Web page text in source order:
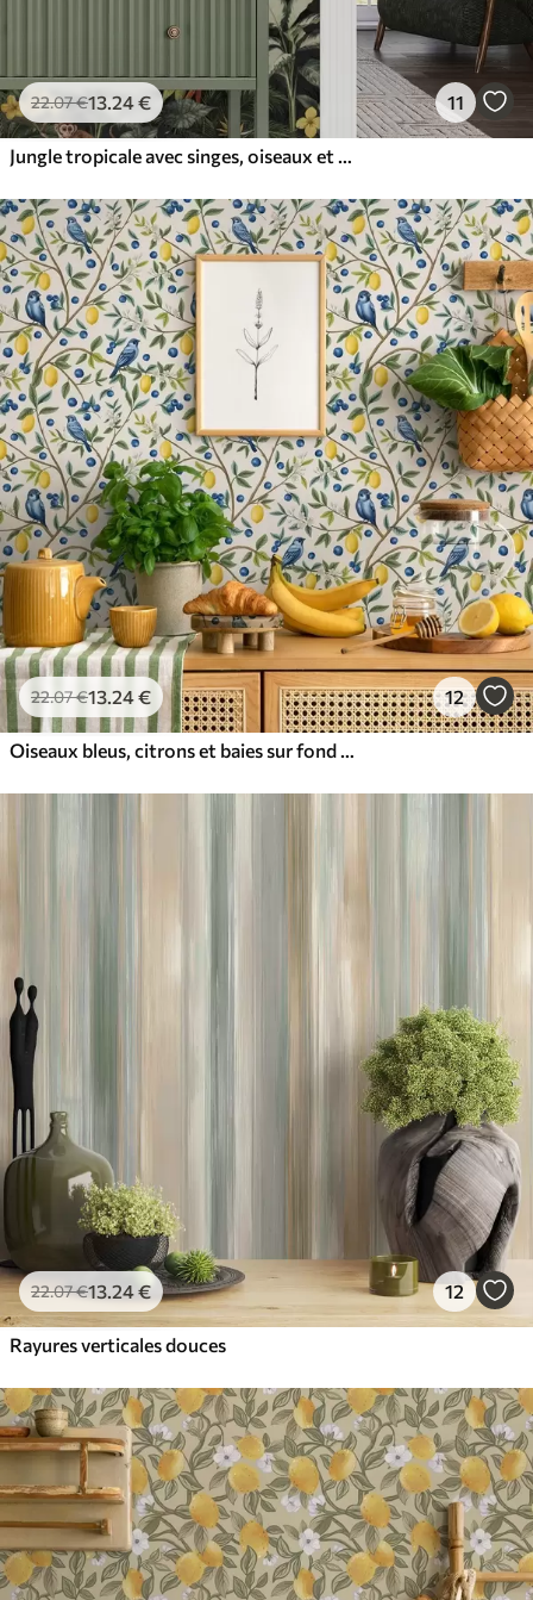
22.07€13.24€ 11
Jungle tropicale avec singes, oiseaux et feuillage dense
22.07€13.24€ 12
Oiseaux bleus, citrons et baies sur fond blanc
22.07€13.24€ 12
Rayures verticales douces